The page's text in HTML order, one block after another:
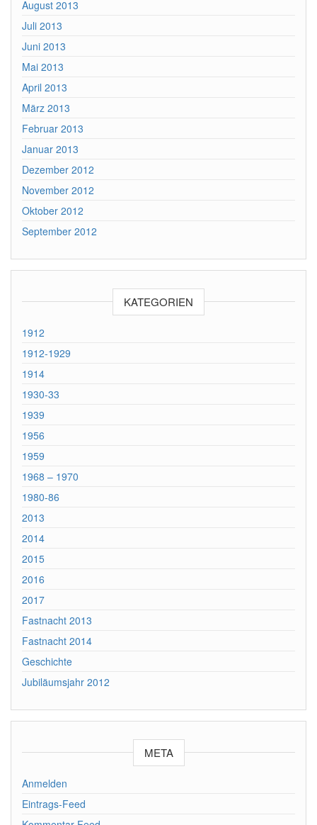
August 2013
Juli 2013
Juni 2013
Mai 2013
April 2013
März 2013
Februar 2013
Januar 2013
Dezember 2012
November 2012
Oktober 2012
September 2012
KATEGORIEN
1912
1912-1929
1914
1930-33
1939
1956
1959
1968 – 1970
1980-86
2013
2014
2015
2016
2017
Fastnacht 2013
Fastnacht 2014
Geschichte
Jubiläumsjahr 2012
META
Anmelden
Eintrags-Feed